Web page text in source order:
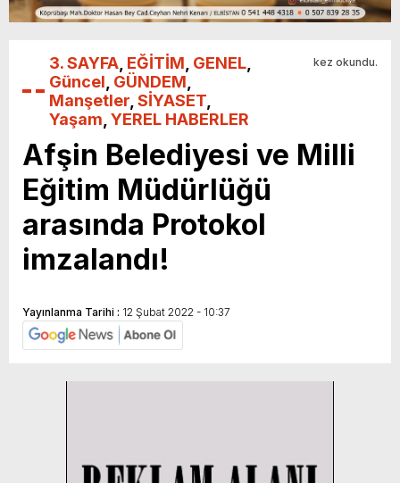
3. SAYFA EĞİTİM GENEL
Güncel GÜNDEM
Manşetler SİYASET
Yaşam YEREL HABERLER
kez okundu.
Afşin Belediyesi ve Milli
Eğitim Müdürlüğü
arasında Protokol
imzalandı!
Yayınlanma Tarihi : 12 Şubat 2022 - 10:37